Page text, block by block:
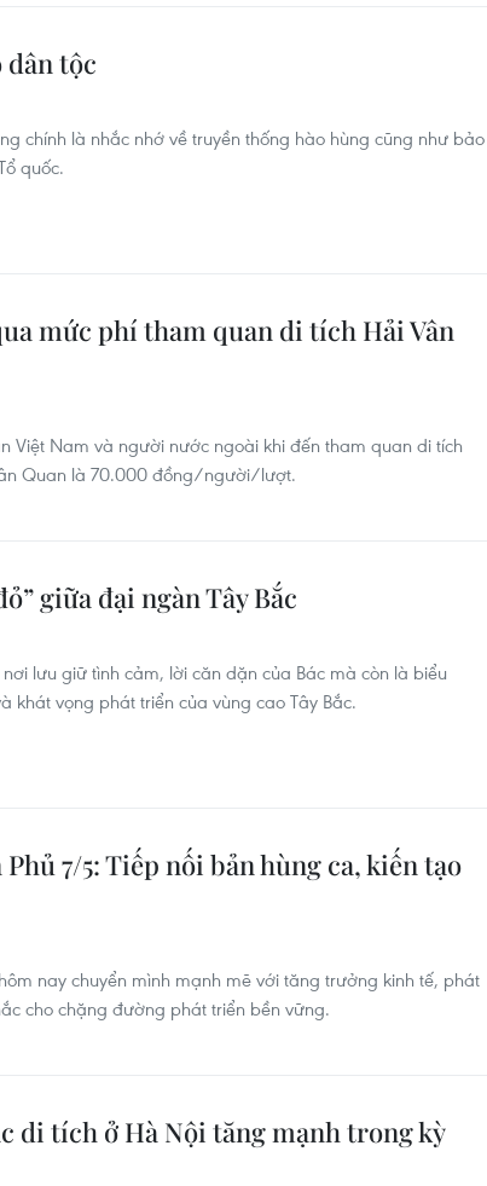
dân tộc
chính là nhắc nhớ về truyền thống hào hùng cũng như bảo
quốc.
mức phí tham quan di tích Hải Vân
Việt Nam và người nước ngoài khi đến tham quan di tích
Quan là 70.000 đồng/người/lượt.
giữa đại ngàn Tây Bắc
lưu giữ tình cảm, lời căn dặn của Bác mà còn là biểu
khát vọng phát triển của vùng cao Tây Bắc.
7/5: Tiếp nối bản hùng ca, kiến tạo
nay chuyển mình mạnh mẽ với tăng trưởng kinh tế, phát
cho chặng đường phát triển bền vững.
di tích ở Hà Nội tăng mạnh trong kỳ